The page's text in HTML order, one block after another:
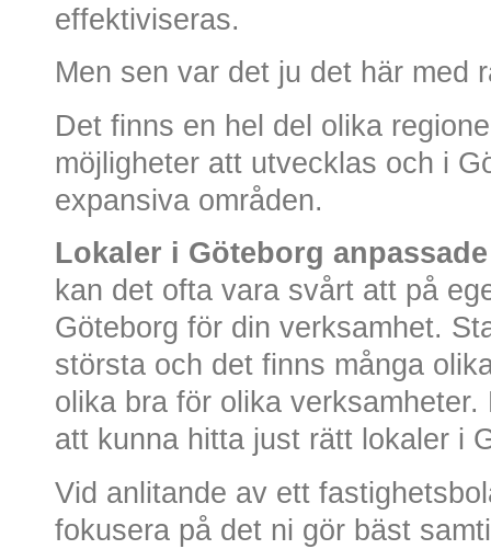
effektiviseras.
Men sen var det ju det här med
Det finns en hel del olika
möjligheter att utvecklas och i
expansiva områden.
Lokaler i Göteborg
kan det ofta vara svårt att på
Göteborg för din verksamhet.
största och det finns många
olika bra för olika
att kunna hitta just rätt lokaler i
Vid anlitande av ett
fokusera på det ni gör bäst